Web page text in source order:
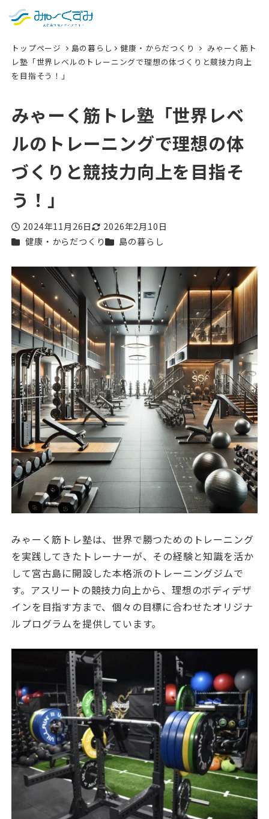
English
検索
トップページ 島の暮らし 健康・からだつくり
みゃーく筋ト
レ塾「世界レベルのトレーニングで理想の体づくりと競技力向上
を目指そう！」
みゃーく筋トレ塾「世界レベ
ルのトレーニングで理想の体
づくりと競技力向上を目指そ
う！」
投稿日
2024年11月26日
更新日
2026年2月10日
カテゴリー
健康・からだつくりカテゴリー
島の暮らし
みゃーく筋トレ塾は、世界で勝つためのトレーニング
を実践してきたトレーナーが、その経験と知識を活か
して宮古島に開設した本格派のトレーニングジムで
す。アスリートの競技力向上から、理想のボディデザ
インを目指す方まで、個々の目標に合わせたオリジナ
ルプログラムを提供しています。